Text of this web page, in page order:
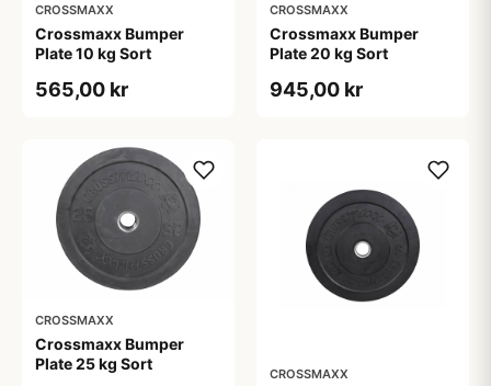
CROSSMAXX
Crossmaxx Bumper
Plate 10 kg Sort
565,00 kr
CROSSMAXX
Crossmaxx Bumper
Plate 20 kg Sort
945,00 kr
CROSSMAXX
Crossmaxx Bumper
Plate 25 kg Sort
CROSSMAXX